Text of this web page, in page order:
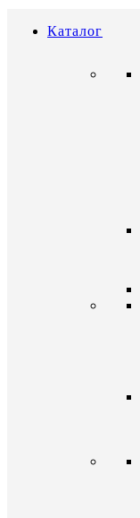
Каталог